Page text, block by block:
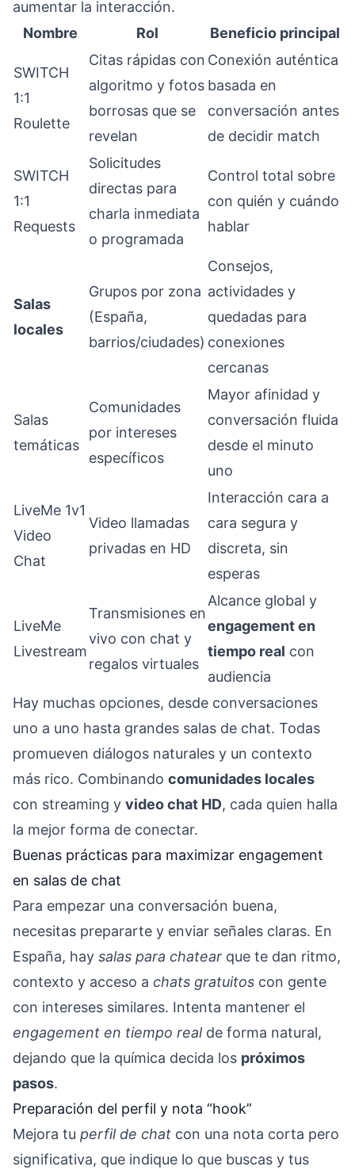
aumentar la interacción.
Nombre
Rol Beneficio principal
SWITCH
1:1
Roulette
Citas rápidas con
algoritmo y fotos
borrosas que se
revelan
Conexión auténtica
basada en
conversación antes
de decidir match
SWITCH
1:1
Requests
Solicitudes
directas para
charla inmediata
o programada
Control total sobre
con quién y cuándo
hablar
Salas
locales
Grupos por zona
(España,
barrios/ciudades)
Consejos,
actividades y
quedadas para
conexiones
cercanas
Salas
temáticas
Comunidades
por intereses
específicos
Mayor afinidad y
conversación fluida
desde el minuto
uno
LiveMe 1v1
Video
Chat
Video llamadas
privadas en HD
Interacción cara a
cara segura y
discreta, sin
esperas
LiveMe
Livestream
Transmisiones en
vivo con chat y
regalos virtuales
Alcance global y
engagement en
tiempo real con
audiencia
Hay muchas opciones, desde conversaciones
uno a uno hasta grandes salas de chat. Todas
promueven diálogos naturales y un contexto
más rico. Combinando comunidades locales
con streaming y video chat HD, cada quien halla
la mejor forma de conectar.
Buenas prácticas para maximizar engagement
en salas de chat
Para empezar una conversación buena,
necesitas prepararte y enviar señales claras. En
España, hay salas para chatear que te dan ritmo,
contexto y acceso a chats gratuitos con gente
con intereses similares. Intenta mantener el
engagement en tiempo realde forma natural,
dejando que la química decida los próximos
pasos.
Preparación del perfil y nota “hook”
Mejora tu perfil de chat con una nota corta pero
significativa, que indique lo que buscas y tus